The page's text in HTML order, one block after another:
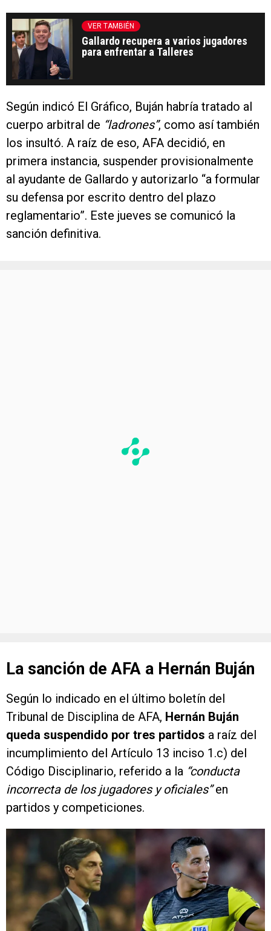
VER TAMBIÉN
Gallardo recupera a varios jugadores
para enfrentar a Talleres
Según indicó El Gráfico, Buján habría tratado al
cuerpo arbitral de “ladrones”, como así también
los insultó. A raíz de eso, AFA decidió, en
primera instancia, suspender provisionalmente
al ayudante de Gallardo y autorizarlo “a formular
su defensa por escrito dentro del plazo
reglamentario”. Este jueves se comunicó la
sanción definitiva.
La sanción de AFA a Hernán Buján
Según lo indicado en el último boletín del
Tribunal de Disciplina de AFA, Hernán Buján
queda suspendido por tres partidos a raíz del
incumplimiento del Artículo 13 inciso 1.c) del
Código Disciplinario, referido a la “conducta
incorrecta de los jugadores y oficiales”en
partidos y competiciones.